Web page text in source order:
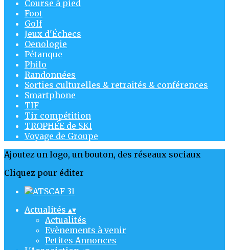
Course à pied
Foot
Golf
Jeux d'Échecs
Oenologie
Pétanque
Philo
Randonnées
Sorties culturelles & retraités & conférences
Smartphone
TIF
Tir compétition
TROPHÉE de SKI
Voyage de Groupe
Ajoutez un logo, un bouton, des réseaux sociaux
Cliquez pour éditer
Actualités ▴▾
Actualités
Evènements à venir
Petites Annonces